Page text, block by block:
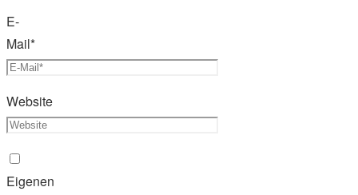
E-
Mail*
Website
Eigenen